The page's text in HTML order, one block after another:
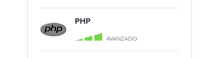
PHP
AVANZADO